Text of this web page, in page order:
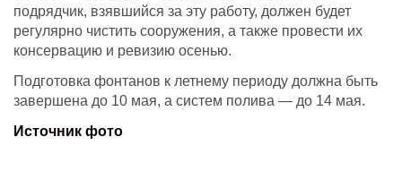
подрядчик, взявшийся за эту работу, должен будет
регулярно чистить сооружения, а также провести их
консервацию и ревизию осенью.
Подготовка фонтанов к летнему периоду должна быть
завершена до 10 мая, а систем полива — до 14 мая.
Источник фото